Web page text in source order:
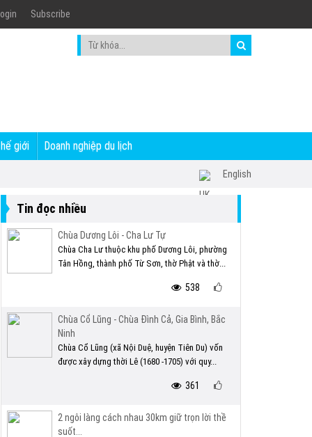
Subscribe
giới Doanh nghiệp du lịch
English
Tin đọc nhiều
Chùa Dương Lôi - Cha Lư Tự
Chùa Cha Lư thuộc khu phố Dương Lôi, phường
Tân Hồng, thành phố Từ Sơn, thờ Phật và thờ...
538
Chùa Cổ Lũng - Chùa Đình Cả, Gia Bình, Bắc
Ninh
Chùa Cổ Lũng (xã Nội Duệ, huyện Tiên Du) vốn
được xây dựng thời Lê (1680 -1705) với quy...
361
2 ngôi làng cách nhau 30km giữ trọn lời thề
suốt...